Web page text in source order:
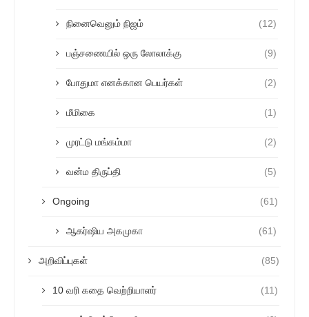
நினைவெனும் நிஜம் (12)
பஞ்சணையில் ஒரு லோலாக்கு (9)
போதுமா எனக்கான பெயர்கள் (2)
மீமிகை (1)
முரட்டு மங்கம்மா (2)
வன்ம திருப்தி (5)
Ongoing (61)
ஆகர்ஷிய அகமுகா (61)
அறிவிப்புகள் (85)
10 வரி கதை வெற்றியாளர் (11)